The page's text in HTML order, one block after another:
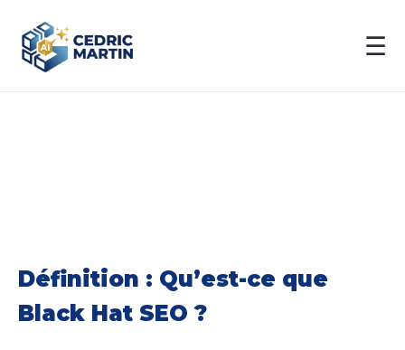
☰
Définition : Qu’est-ce que
Black Hat SEO ?